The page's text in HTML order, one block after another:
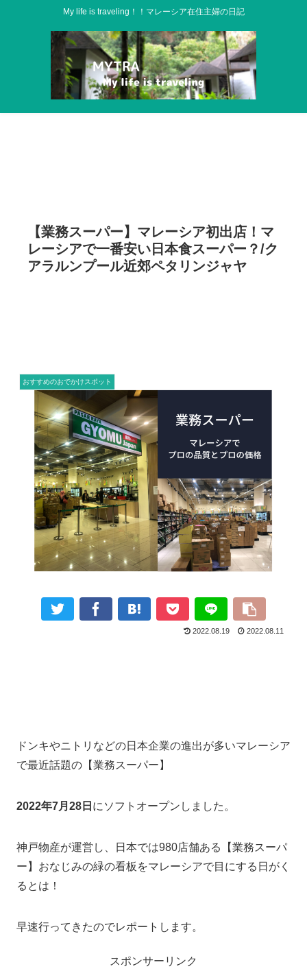
My life is traveling！！マレーシア在住主婦の日記
【業務スーパー】マレーシア初出店！マ
レーシアで一番安い日本食スーパー？/ク
アラルンプール近郊ペタリンジャヤ
おすすめのおでかけスポット
2022.08.19 2022.08.11
ドンキやニトリなどの日本企業の進出が多いマレーシア
で最近話題の【業務スーパー】
2022年7月28日 にソフトオープンしました。
神戸物産が運営し、日本では980店舗ある【業務スーパ
ー】おなじみの緑の看板をマレーシアで目にする日がく
るとは！
早速行ってきたのでレポートします。
スポンサーリンク